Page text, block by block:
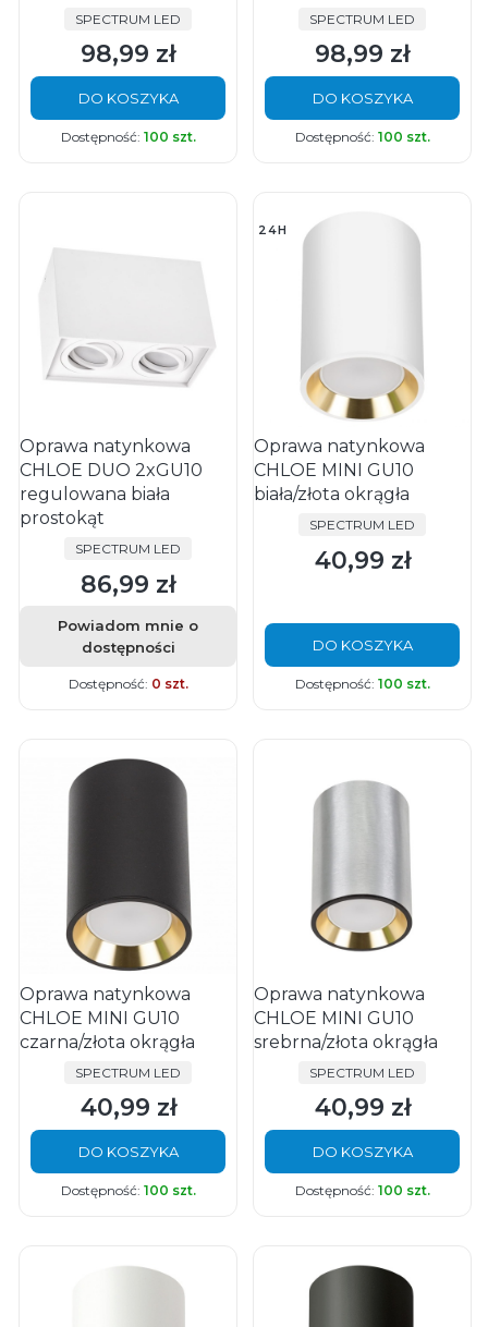
PRODUCENT
SPECTRUM LED
Cena
98,99 zł
DO KOSZYKA
Dostępność: 100 szt.
PRODUCENT
SPECTRUM LED
Cena
98,99 zł
DO KOSZYKA
Dostępność: 100 szt.
Oprawa natynkowa
CHLOE DUO 2xGU10
regulowana biała
prostokąt
PRODUCENT
SPECTRUM LED
Cena
86,99 zł
Powiadom mnie o
dostępności
Dostępność: 0 szt.
24H
Oprawa natynkowa
CHLOE MINI GU10
biała/złota okrągła
PRODUCENT
SPECTRUM LED
Cena
40,99 zł
DO KOSZYKA
Dostępność: 100 szt.
Oprawa natynkowa
CHLOE MINI GU10
czarna/złota okrągła
PRODUCENT
SPECTRUM LED
Cena
40,99 zł
DO KOSZYKA
Dostępność: 100 szt.
Oprawa natynkowa
CHLOE MINI GU10
srebrna/złota okrągła
PRODUCENT
SPECTRUM LED
Cena
40,99 zł
DO KOSZYKA
Dostępność: 100 szt.